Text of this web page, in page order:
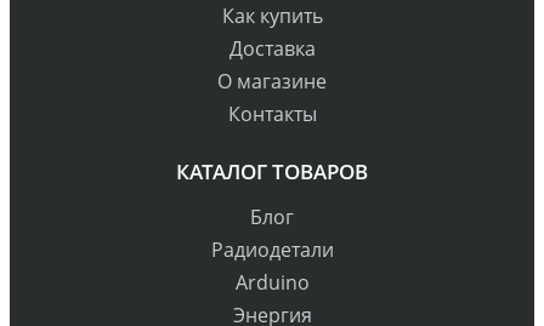
Как купить
Доставка
О магазине
Контакты
КАТАЛОГ ТОВАРОВ
Блог
Радиодетали
Arduino
Энергия